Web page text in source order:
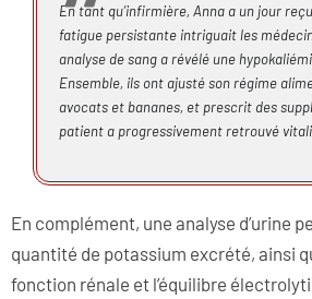
En tant qu’infirmière, Anna a un jour
fatigue persistante intriguait les
analyse de sang a révélé une
Ensemble, ils ont ajusté son régime
avocats et bananes, et prescrit des
patient a progressivement retrouvé
En complément, une analyse d’urine
quantité de potassium excrété, ainsi
fonction rénale et l’équilibre